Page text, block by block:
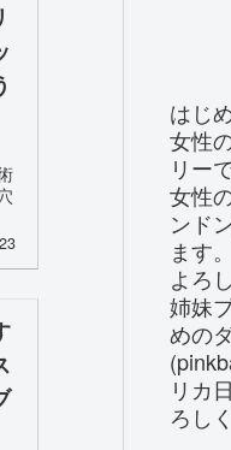
はじ
女性
リー
女性
ンド
ます。
よろ
姉妹
めの
リカ
ろし